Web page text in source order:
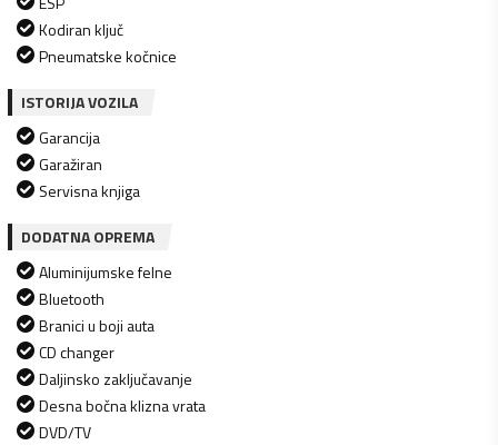
Kodiran ključ
Pneumatske kočnice
ISTORIJA VOZILA
Garancija
Garažiran
Servisna knjiga
DODATNA OPREMA
Aluminijumske felne
Bluetooth
Branici u boji auta
CD changer
Daljinsko zaključavanje
Desna bočna klizna vrata
DVD/TV